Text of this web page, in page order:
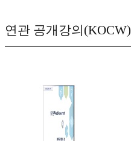
연관 공개강의(KOCW)